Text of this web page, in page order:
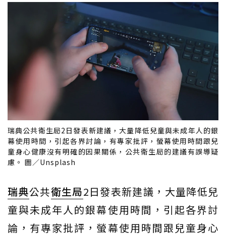
瑞典公共衛生局2日發表新建議，大量降低兒童與未成年人的銀
幕使用時間，引起各界討論，有專家批評，螢幕使用時間跟兒
童身心健康沒有明確的因果關係，公共衛生局的建議有誤導疑
慮。 圖／Unsplash
瑞典公共衛生局2日發表新建議，大量降低兒
童與未成年人的銀幕使用時間，引起各界討
論，有專家批評，螢幕使用時間跟兒童身心